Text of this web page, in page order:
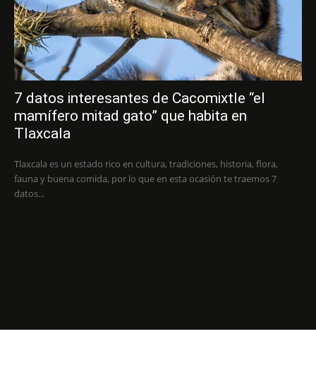
7 datos interesantes de Cacomixtle “el
mamífero mitad gato” que habita en
Tlaxcala
Tlaxcala es un estado rico en cultura, tradiciones, historia, flora,
fauna y buena comida, por lo que en esta ocasión te traemos 7
datos...